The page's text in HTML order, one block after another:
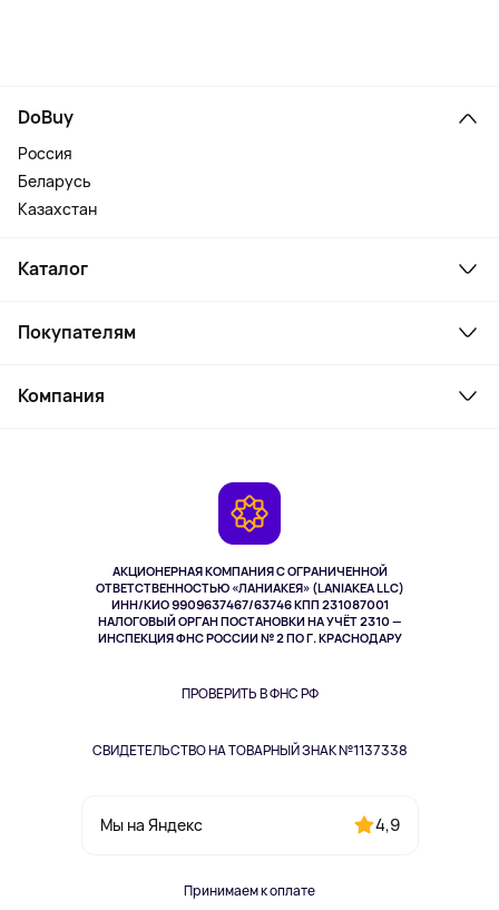
АКЦИОНЕРНАЯ КОМПАНИЯ С ОГРАНИЧЕННОЙ
ОТВЕТСТВЕННОСТЬЮ «ЛАНИАКЕЯ» (LANIAKEA LLC)
ИНН/КИО 9909637467/63746 КПП 231087001
НАЛОГОВЫЙ ОРГАН ПОСТАНОВКИ НА УЧЁТ 2310 —
ИНСПЕКЦИЯ ФНС РОССИИ № 2 ПО Г. КРАСНОДАРУ
ПРОВЕРИТЬ В ФНС РФ
СВИДЕТЕЛЬСТВО НА ТОВАРНЫЙ ЗНАК №1137338
Мы на Яндекс 4,9
Принимаем к оплате
DoBuy
Россия
Беларусь
Казахстан
Каталог
Ноутбуки, мониторы, VR
Косметика и уход
Здоровье питомцев
Одежда и аксессуары
Покупателям
Как заказать
Компания